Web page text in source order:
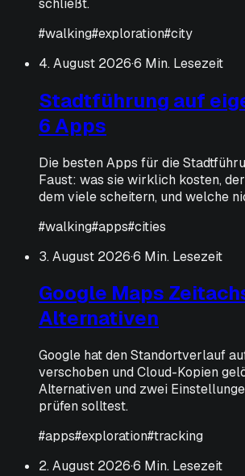
#walking#exploration#city
4. August 2026·6 Min. Lesezeit
Stadtführung auf
6 Apps
Die besten Apps für die
Faust: was sie wirklich kosten,
dem viele scheitern, und welche
#walking#apps#cities
3. August 2026·6 Min. Lesezeit
Google Maps
Alternativen
Google hat den Standortverlauf
verschoben und Cloud-Kopien
Alternativen und zwei
prüfen solltest.
#apps#exploration#tracking
2. August 2026·6 Min. Lesezeit